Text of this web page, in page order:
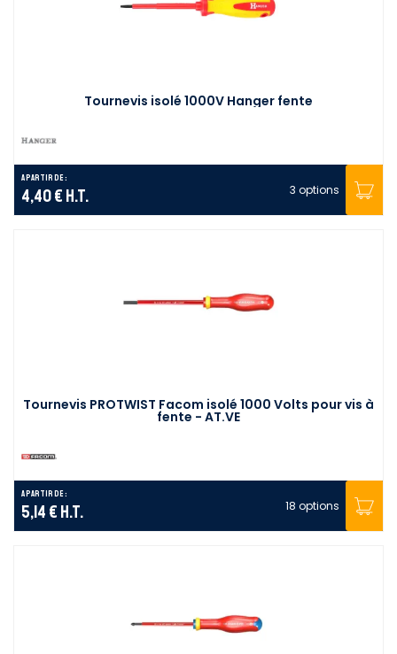
Tournevis isolé 1000V Hanger fente
A partir de :
4,40 € H.T. 3 options
Tournevis PROTWIST Facom isolé 1000 Volts pour vis à
fente - AT.VE
A partir de :
5,14 € H.T. 18 options